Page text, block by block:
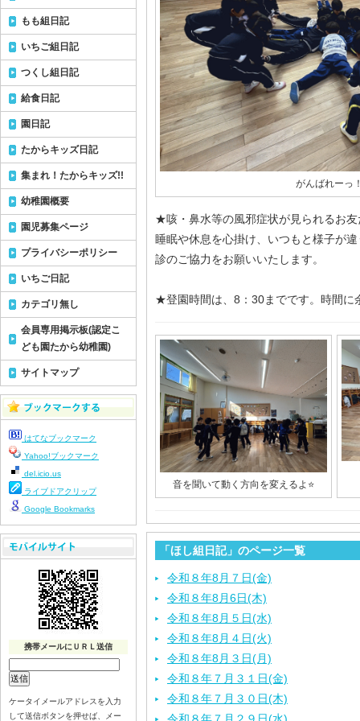
がんばれーっ
★咳・鼻水等の風邪症状が見られるお
睡眠や休息を心掛け、いつもと様子が
診のご協力をお願いいたします。
★登園時間は、8：30までです。時間に
音を聞いて動く方向を変えるよ⭐
「ほし組日記」のページ一覧
令和８年8月７日(金)
令和８年8月6日(木)
令和８年8月５日(水)
令和８年8月４日(火)
令和８年8月３日(月)
令和８年７月３１日(金)
令和８年７月３０日(木)
もも組日記
いちご組日記
つくし組日記
給食日記
園日記
たからキッズ日記
集まれ！たからキッズ!!
幼稚園概要
園児募集ページ
プライバシーポリシー
いちご日記
カテゴリ無し
会員専用掲示板(認定こ
ども園たから幼稚園)
サイトマップ
はてなブックマーク
Yahoo!ブックマーク
del.icio.us
ライブドアクリップ
Google Bookmarks
携帯メールにＵＲＬ送信
ケータイメールアドレスを入力
して送信ボタンを押せば、メー